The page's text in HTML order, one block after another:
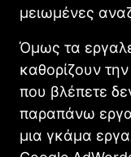
μειωμένες
Όμως τα
καθορίζουν
που βλέπετε
παραπάνω
μια γκάμα